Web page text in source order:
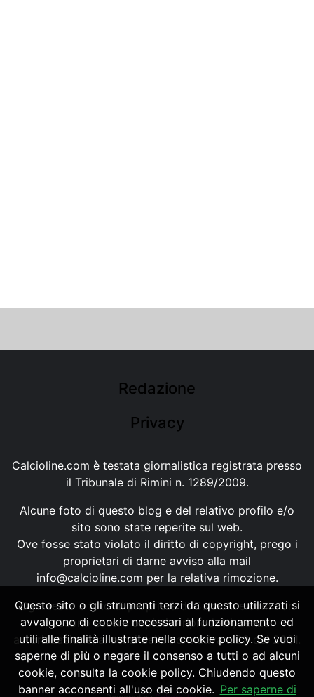
Redazione
Privacy
Calcioline.com è testata giornalistica registrata presso
il Tribunale di Rimini n. 1289/2009.
Alcune foto di questo blog e del relativo profilo e/o
sito sono state reperite sul web.
Ove fosse stato violato il diritto di copyright, prego i
proprietari di darne avviso alla mail
info@calcioline.com per la relativa rimozione.
Ogni testo e foto di proprietà di Calcioline.com non
possono essere copiati o riprodotti, senza
autorizzazione, ai sensi della normativa n.29 del 2001.
Questo sito o gli strumenti terzi da questo utilizzati si
avvalgono di cookie necessari al funzionamento ed
utili alle finalità illustrate nella cookie policy. Se vuoi
saperne di più o negare il consenso a tutti o ad alcuni
cookie, consulta la cookie policy. Chiudendo questo
banner acconsenti all'uso dei cookie. Per saperne di